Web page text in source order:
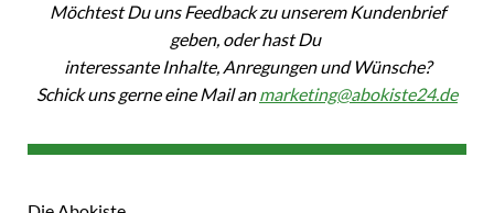
Möchtest Du uns Feedback zu unserem Kundenbrief
geben, oder hast Du
interessante Inhalte, Anregungen und Wünsche?
Schick uns gerne eine Mail anmarketing@abokiste24.de